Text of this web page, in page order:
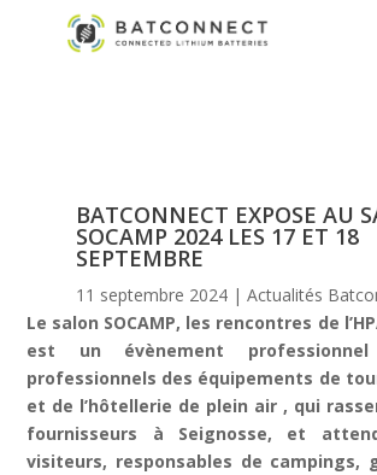
BATCONNECT EXPOSE AU
SOCAMP 2024 LES 17 ET 18
SEPTEMBRE
11 septembre 2024| Actualités
Le salon SOCAMP, les rencontres de
est un évènement
professionnels des équipements de
et de l’hôtellerie de plein air , qui
fournisseurs à Seignosse, et
visiteurs, responsables de campings,